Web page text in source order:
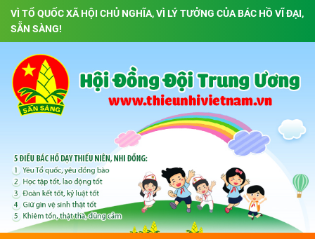
VÌ TỔ QUỐC XÃ HỘI CHỦ NGHĨA, VÌ LÝ TƯỞNG CỦA BÁC HỒ VĨ ĐẠI,
SẴN SÀNG!